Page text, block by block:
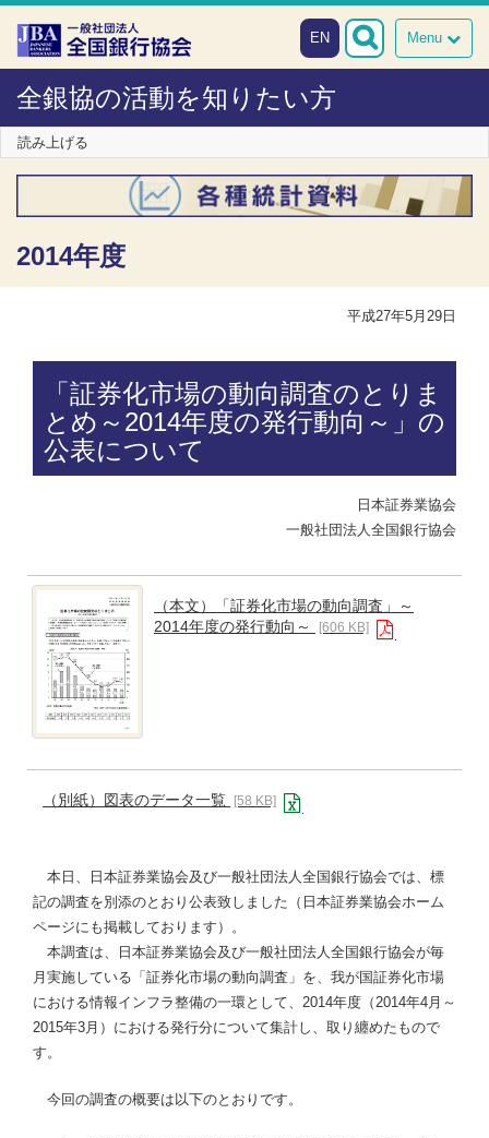
本文へスキップ
障がい者向け相談窓口
Menu
EN
全銀協の活動を知りたい方
読み上げる
2014年度
平成27年5月29日
「証券化市場の動向調査のとりま
とめ～2014年度の発行動向～」の
公表について
日本証券業協会
一般社団法人全国銀行協会
（本文）「証券化市場の動向調査」～
2014年度の発行動向～
[606 KB]
（別紙）図表のデータ一覧 [58 KB]
本日、日本証券業協会及び一般社団法人全国銀行協会では、標
記の調査を別添のとおり公表致しました（日本証券業協会ホーム
ページにも掲載しております）。
本調査は、日本証券業協会及び一般社団法人全国銀行協会が毎
月実施している「証券化市場の動向調査」を、我が国証券化市場
における情報インフラ整備の一環として、2014年度（2014年4月～
2015年3月）における発行分について集計し、取り纏めたもので
す。
今回の調査の概要は以下のとおりです。